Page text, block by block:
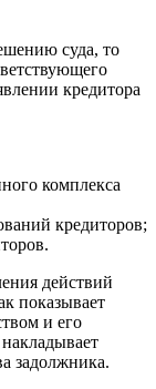
суда, то
кредитора
комплекса
кредиторов;
действий
показывает
и его
задолжника.